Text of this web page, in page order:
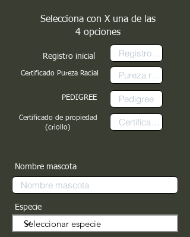
Registro inicial
Certificado Pureza Racial
PEDIGREE
Selecciona con X una de las
4 opciones
Certificado de propiedad
(criollo)
Nombre mascota
Especie